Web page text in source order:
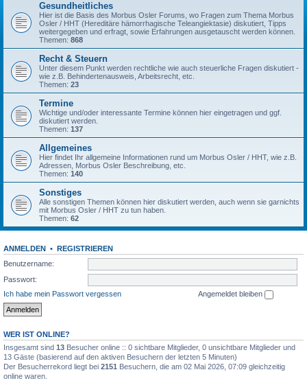
Gesundheitliches
Hier ist die Basis des Morbus Osler Forums, wo Fragen zum Thema Morbus
Osler / HHT (Hereditäre hämorrhagische Teleangiektasie) diskutiert, Tipps
weitergegeben und erfragt, sowie Erfahrungen ausgetauscht werden können.
Themen: 868
Recht & Steuern
Unter diesem Punkt werden rechtliche wie auch steuerliche Fragen diskutiert -
wie z.B. Behindertenausweis, Arbeitsrecht, etc.
Themen: 23
Termine
Wichtige und/oder interessante Termine können hier eingetragen und ggf.
diskutiert werden.
Themen: 137
Allgemeines
Hier findet Ihr allgemeine Informationen rund um Morbus Osler / HHT, wie z.B.
Adressen, Morbus Osler Beschreibung, etc.
Themen: 140
Sonstiges
Alle sonstigen Themen können hier diskutiert werden, auch wenn sie garnichts
mit Morbus Osler / HHT zu tun haben.
Themen: 62
ANMELDEN • REGISTRIEREN
Benutzername:
Passwort:
Ich habe mein Passwort vergessen
Angemeldet bleiben
WER IST ONLINE?
Insgesamt sind 13 Besucher online :: 0 sichtbare Mitglieder, 0 unsichtbare Mitglieder und
13 Gäste (basierend auf den aktiven Besuchern der letzten 5 Minuten)
Der Besucherrekord liegt bei 2151 Besuchern, die am 02 Mai 2026, 07:09 gleichzeitig
online waren.